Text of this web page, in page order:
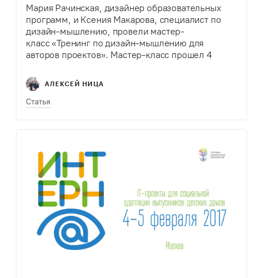
Мария Рачинская, дизайнер образовательных
программ, и Ксения Макарова, специалист по
дизайн-мышлению, провели мастер-
класс «Тренинг по дизайн-мышлению для
авторов проектов». Мастер-класс прошел 4
Интерн@, где участники работали над IT-
проектами для решения проблем социальной
адаптации выпускников детских домов. Для того
АЛЕКСЕЙ НИЦА
Статья